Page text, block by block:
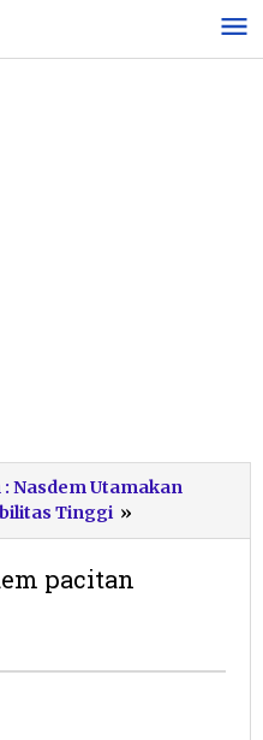
Nasdem Utamakan
Tinggi »
hadi
pacitan